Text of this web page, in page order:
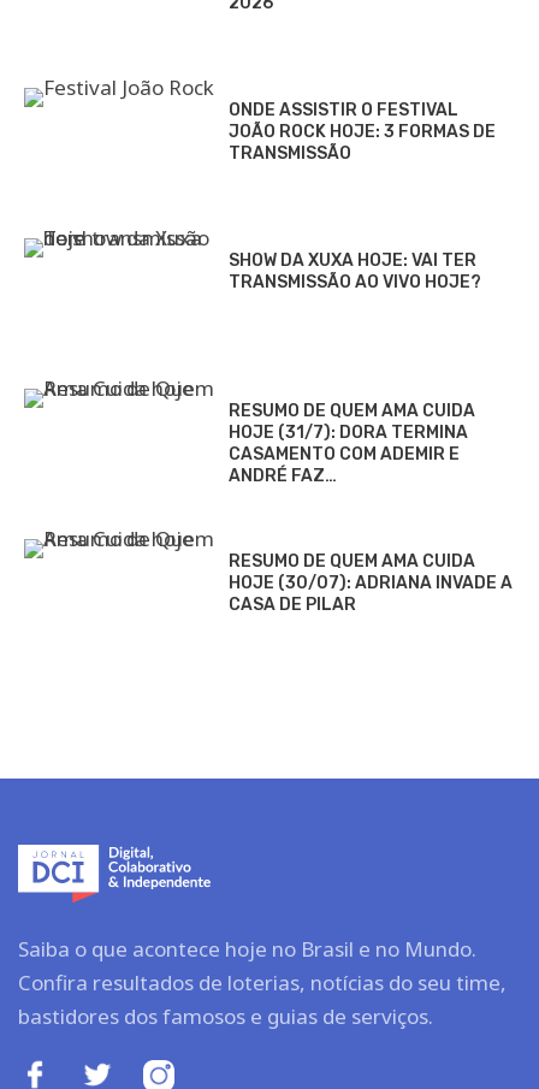
ONDE ASSISTIR O FESTIVAL
JOÃO ROCK HOJE: 3 FORMAS DE
TRANSMISSÃO
SHOW DA XUXA HOJE: VAI TER
TRANSMISSÃO AO VIVO HOJE?
RESUMO DE QUEM AMA CUIDA
HOJE (31/7): DORA TERMINA
CASAMENTO COM ADEMIR E
ANDRÉ FAZ…
RESUMO DE QUEM AMA CUIDA
HOJE (30/07): ADRIANA INVADE A
CASA DE PILAR
Saiba o que acontece hoje no Brasil e no Mundo.
Confira resultados de loterias, notícias do seu time,
bastidores dos famosos e guias de serviços.